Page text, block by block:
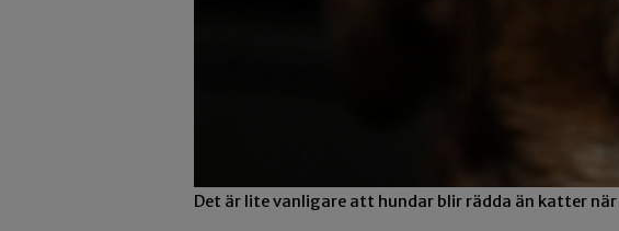
Det är lite vanligare att hundar blir rädda än katter